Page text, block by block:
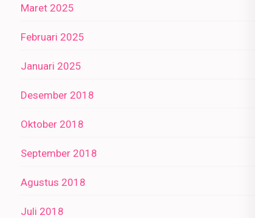
Maret 2025
Februari 2025
Januari 2025
Desember 2018
Oktober 2018
September 2018
Agustus 2018
Juli 2018